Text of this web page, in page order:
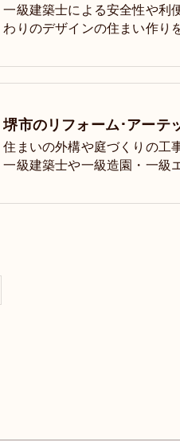
一級建築士による安全性や利
わりのデザインの住まい作り
住まいの外構や庭づくりの工
一級建築士や一級造園・一級